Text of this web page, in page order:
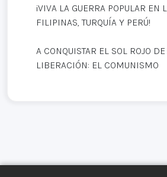
¡VIVA LA GUERRA POPULAR EN
FILIPINAS, TURQUÍA Y PERÚ!
A CONQUISTAR EL SOL ROJO
LIBERACIÓN: EL COMUNISMO